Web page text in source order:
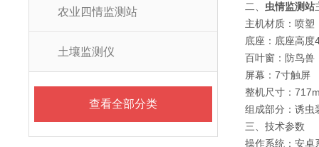
农业四情监测站
土壤监测仪
查看全部分类
二、 虫情监测站
主机材质：喷塑
底座：底座高
百叶窗：防鸟兽
屏幕：7寸触屏
整机尺寸：
组成部分：诱虫
三、技术参数
操作系统：安卓